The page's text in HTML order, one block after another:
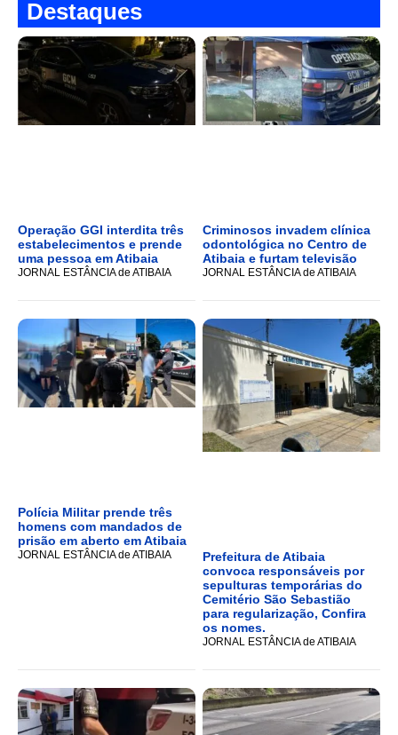
Destaques
Operação GGI interdita três
estabelecimentos e prende
uma pessoa em Atibaia
JORNAL ESTÂNCIA de ATIBAIA
Criminosos invadem clínica
odontológica no Centro de
Atibaia e furtam televisão
JORNAL ESTÂNCIA de ATIBAIA
Polícia Militar prende três
homens com mandados de
prisão em aberto em Atibaia
JORNAL ESTÂNCIA de ATIBAIA
Prefeitura de Atibaia
convoca responsáveis por
sepulturas temporárias do
Cemitério São Sebastião
para regularização, Confira
os nomes.
JORNAL ESTÂNCIA de ATIBAIA